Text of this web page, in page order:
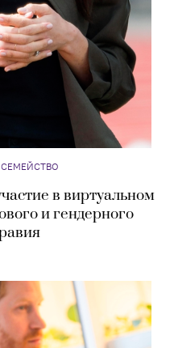
в виртуальном
и гендерного